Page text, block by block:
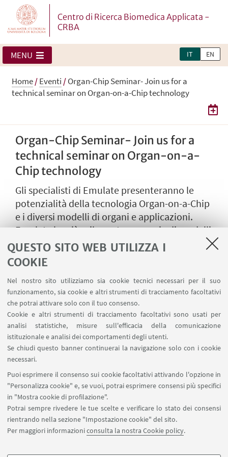
QUESTO SITO WEB UTILIZZA I
COOKIE
Nel nostro sito utilizziamo sia cookie tecnici necessari per il suo
funzionamento, sia cookie e altri strumenti di tracciamento facoltativi
che potrai attivare solo con il tuo consenso.
Cookie e altri strumenti di tracciamento facoltativi sono usati per
analisi statistiche, misure sull'efficacia della comunicazione
istituzionale e analisi dei comportamenti degli utenti.
Se chiudi questo banner continuerai la navigazione solo con i cookie
necessari.
Puoi esprimere il consenso sui cookie facoltativi attivando l'opzione in
"Personalizza cookie" e, se vuoi, potrai esprimere consensi più specifici
in "Mostra cookie di profilazione".
Potrai sempre rivedere le tue scelte e verificare lo stato dei consensi
rientrando nella sezione "Impostazione cookie" del sito.
Per maggiori informazioniconsulta la nostra Cookie policy.
Centro di Ricerca Biomedica Applicata -
CRBA
IT EN
MENU
Home/Eventi /Organ-Chip Seminar- Join us for a
technical seminar on Organ-on-a-Chip technology
Organ-Chip Seminar- Join us for a
technical seminar on Organ-on-a-
Chip technology
Gli specialisti di Emulate presenteranno le
potenzialità della tecnologia Organ-on-a-Chip
e i diversi modelli di organi e applicazioni.
Emulate ha già sviluppato una serie di modelli
Organ-Chip validati tra cui il modello del
fegato e colon, aprendo nuove prospettive
nella ricerca biomedica
DATA:15MARZO2024dalle 14:00 alle 15:00
LUOGO:Evento online
TIPO:Seminari del Laboratorio
IN EVIDENZA
Locandina Organ Chip Seminar